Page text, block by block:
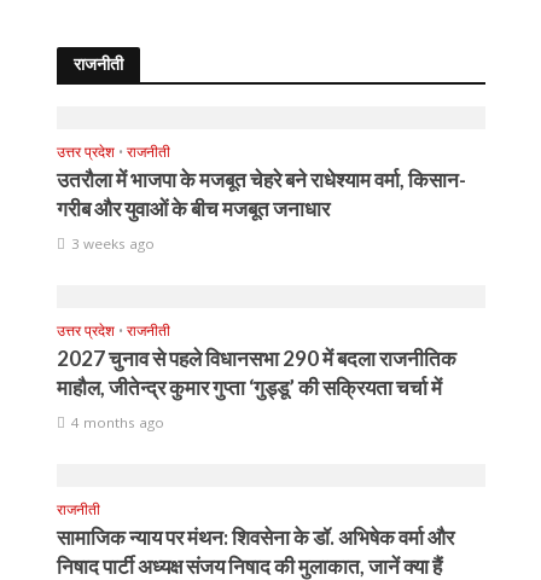
राजनीती
उत्तर प्रदेश • राजनीती
उतरौला में भाजपा के मजबूत चेहरे बने राधेश्याम वर्मा, किसान-
गरीब और युवाओं के बीच मजबूत जनाधार
3 weeks ago
उत्तर प्रदेश • राजनीती
2027 चुनाव से पहले विधानसभा 290 में बदला राजनीतिक
माहौल, जीतेन्द्र कुमार गुप्ता ‘गुड्डू’ की सक्रियता चर्चा में
4 months ago
राजनीती
सामाजिक न्याय पर मंथन: शिवसेना के डॉ. अभिषेक वर्मा और
निषाद पार्टी अध्यक्ष संजय निषाद की मुलाकात, जानें क्या हैं